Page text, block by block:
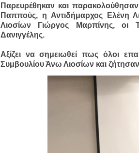
Παρευρέθηκαν και
Παππούς, η Αντιδήμαρχος Ελένη
Λιοσίων Γιώργος Μαρπίνης, οι
Δανιγγέλης.
Αξίζει να σημειωθεί πως όλοι
Συμβουλίου Άνω Λιοσίων και